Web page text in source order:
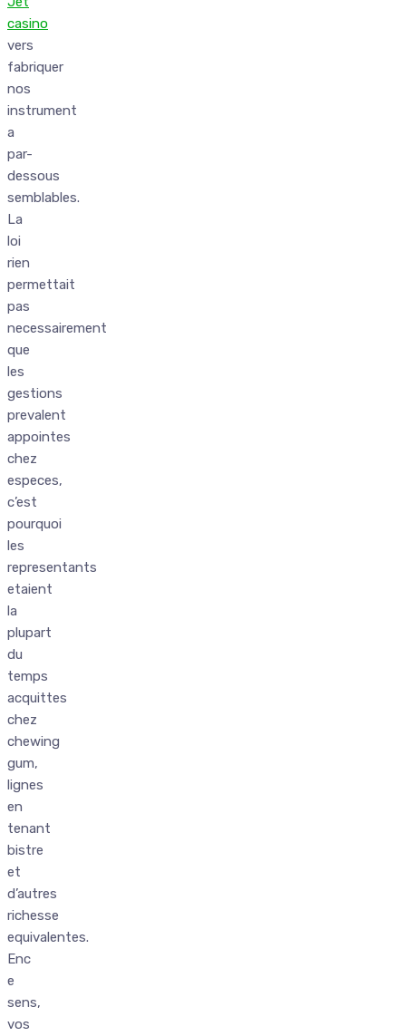
casino
vers
fabriquer
nos
instrument
a
par-
dessous
semblables.
La
loi
rien
permettait
pas
necessairement
que
les
gestions
prevalent
appointes
chez
especes,
c’est
pourquoi
les
representants
etaient
la
plupart
du
temps
acquittes
chez
chewing
gum,
lignes
en
tenant
bistre
et
d’autres
richesse
equivalentes.
Enc
e
sens,
vos